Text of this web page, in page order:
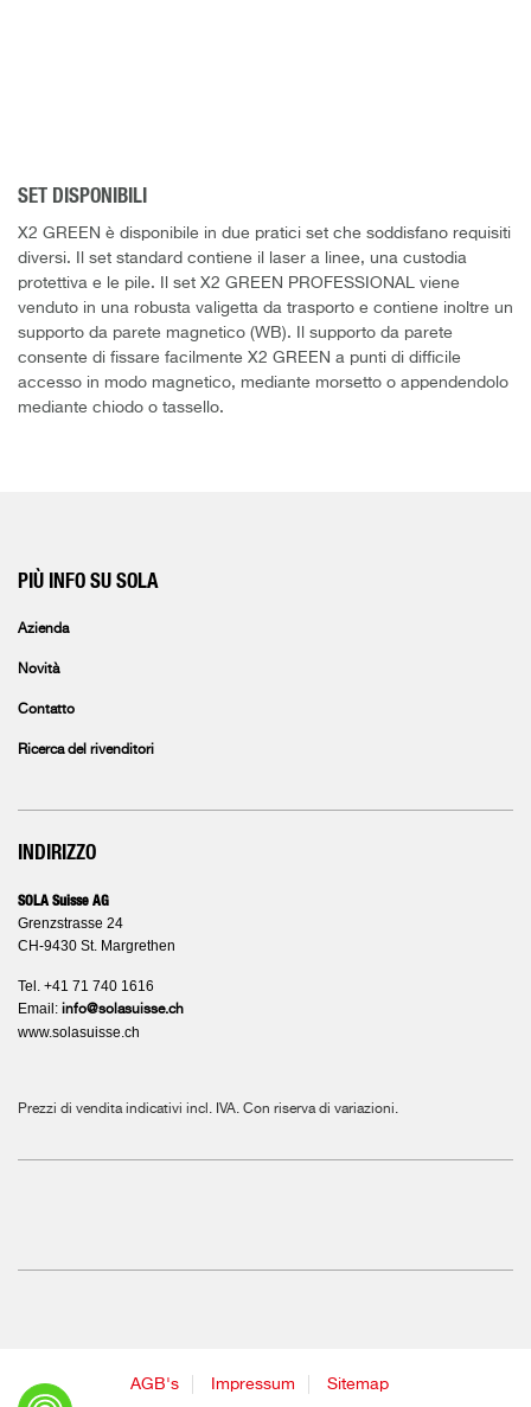
SET DISPONIBILI
X2 GREEN è disponibile in due pratici set che soddisfano requisiti
diversi. Il set standard contiene il laser a linee, una custodia
protettiva e le pile. Il set X2 GREEN PROFESSIONAL viene
venduto in una robusta valigetta da trasporto e contiene inoltre un
supporto da parete magnetico (WB). Il supporto da parete
consente di fissare facilmente X2 GREEN a punti di difficile
accesso in modo magnetico, mediante morsetto o appendendolo
mediante chiodo o tassello.
PIÙ INFO SU SOLA
Azienda
Novità
Contatto
Ricerca del rivenditori
INDIRIZZO
SOLA Suisse AG
Grenzstrasse 24
CH-9430 St. Margrethen
Tel. +41 71 740 1616
Email: info@solasuisse.ch
www.solasuisse.ch
Prezzi di vendita indicativi incl. IVA. Con riserva di variazioni.
AGB's Impressum Sitemap